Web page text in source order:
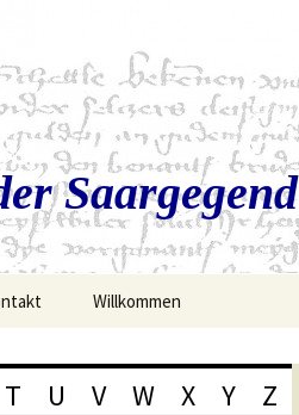
Saargegend
Willkommen
T U V W X Y Z